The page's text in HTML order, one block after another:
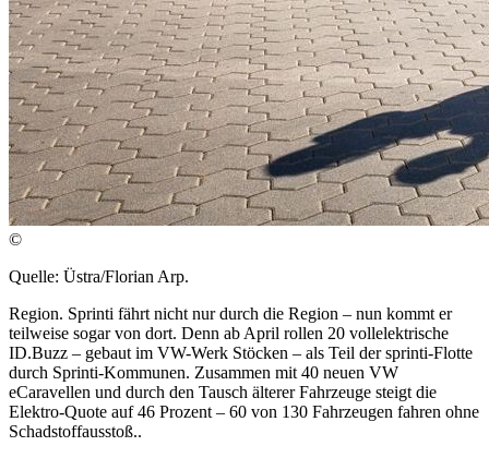
©
Quelle: Üstra/Florian Arp.
Region. Sprinti fährt nicht nur durch die Region – nun kommt er
teilweise sogar von dort. Denn ab April rollen 20 vollelektrische
ID.Buzz – gebaut im VW-Werk Stöcken – als Teil der sprinti-Flotte
durch Sprinti-Kommunen. Zusammen mit 40 neuen VW
eCaravellen und durch den Tausch älterer Fahrzeuge steigt die
Elektro-Quote auf 46 Prozent – 60 von 130 Fahrzeugen fahren ohne
Schadstoffausstoß..